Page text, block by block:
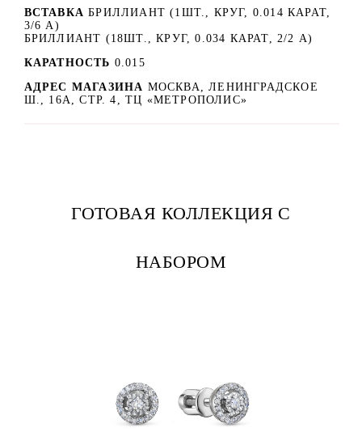
ВСТАВКА БРИЛЛИАНТ (1ШТ., КРУГ, 0.014 КАРАТ,
3/6 А)
БРИЛЛИАНТ (18ШТ., КРУГ, 0.034 КАРАТ, 2/2 А)
КАРАТНОСТЬ 0.015
АДРЕС МАГАЗИНА МОСКВА, ЛЕНИНГРАДСКОЕ
Ш., 16А, СТР. 4, ТЦ «МЕТРОПОЛИС»
ГОТОВАЯ КОЛЛЕКЦИЯ С
НАБОРОМ